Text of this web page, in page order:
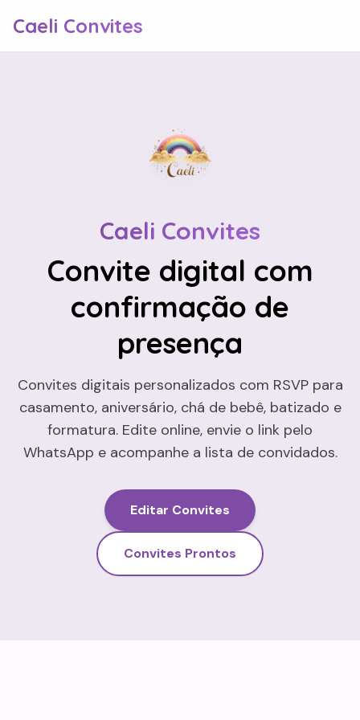
Caeli Convites
Caeli Convites
Convite digital com
confirmação de
presença
Convites digitais personalizados com RSVP para
casamento, aniversário, chá de bebê, batizado e
formatura. Edite online, envie o link pelo
WhatsApp e acompanhe a lista de convidados.
Editar Convites
Convites Prontos